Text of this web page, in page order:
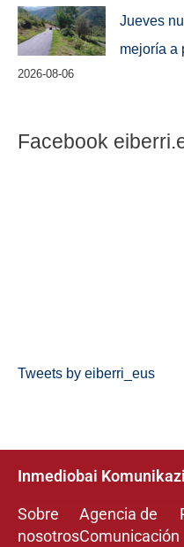
Jueves
mejoría a
2026-08-06
Facebook
Tweets by eiberri_eus
Inmediobai
Sobre
nosotros
Agencia de
Comunicación